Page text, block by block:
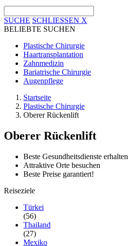
SUCHE SCHLIESSEN X
BELIEBTE SUCHEN
Plastische Chirurgie
Haartransplantation
Zahnmedizin
Bariatrische Chirurgie
Augenpflege
Startseite
Plastische Chirurgie
Oberer Rückenlift
Oberer Rückenlift
Beste Gesundheitsdienste erhalten
Attraktive Orte besuchen
Beste Preise garantiert!
Reiseziele
Türkei
(56)
Thailand
(27)
Mexiko